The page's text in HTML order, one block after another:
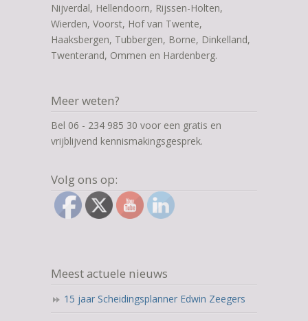
Nijverdal, Hellendoorn, Rijssen-Holten,
Wierden, Voorst, Hof van Twente,
Haaksbergen, Tubbergen, Borne, Dinkelland,
Twenterand, Ommen en Hardenberg.
Meer weten?
Bel 06 - 234 985 30 voor een gratis en
vrijblijvend kennismakingsgesprek.
Volg ons op:
Meest actuele nieuws
15 jaar Scheidingsplanner Edwin Zeegers